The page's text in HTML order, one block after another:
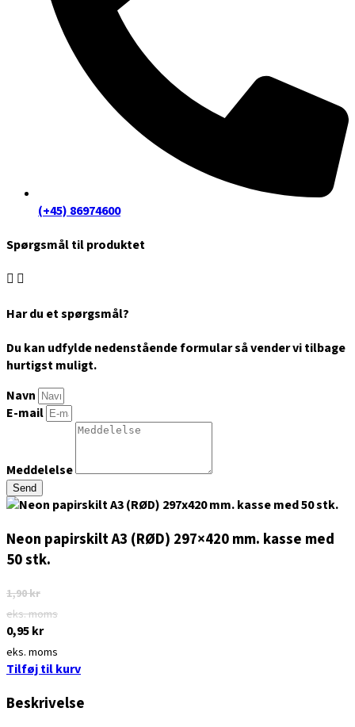
(+45) 86974600
Spørgsmål til produktet
Har du et spørgsmål?
Du kan udfylde nedenstående formular så vender vi tilbage
hurtigst muligt.
Navn
E-mail
Meddelelse
Send
Neon papirskilt A3 (RØD) 297×420 mm. kasse med
50 stk.
1,90kr
eks. moms
0,95kr
eks. moms
Tilføj til kurv
Beskrivelse